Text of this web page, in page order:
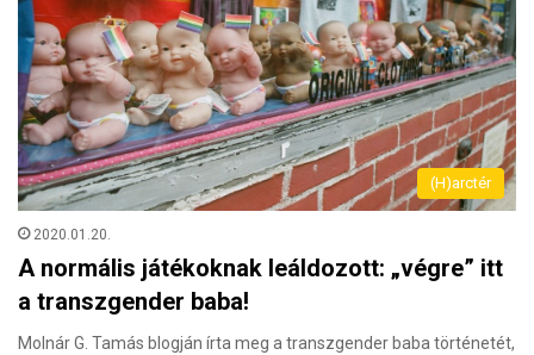
(H)arctér
2020.01.20.
A normális játékoknak leáldozott: „végre” itt
a transzgender baba!
Molnár G. Tamás blogján írta meg a transzgender baba történetét,